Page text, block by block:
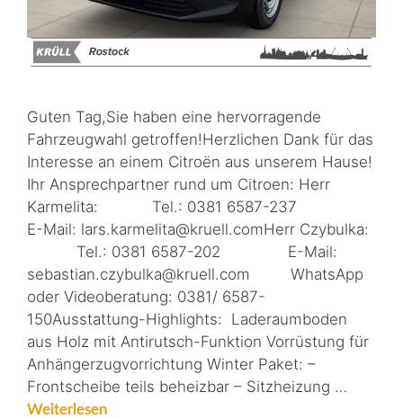
Guten Tag,Sie haben eine hervorragende
Fahrzeugwahl getroffen!Herzlichen Dank für das
Interesse an einem Citroën aus unserem Hause!
Ihr Ansprechpartner rund um Citroen: Herr
Karmelita: Tel.: 0381 6587-237
E-Mail: lars.karmelita@kruell.comHerr Czybulka:
Tel.: 0381 6587-202 E-Mail:
sebastian.czybulka@kruell.com WhatsApp
oder Videoberatung: 0381/ 6587-
150Ausstattung-Highlights: Laderaumboden
aus Holz mit Antirutsch-Funktion Vorrüstung für
Anhängerzugvorrichtung Winter Paket: –
Frontscheibe teils beheizbar – Sitzheizung …
Weiterlesen